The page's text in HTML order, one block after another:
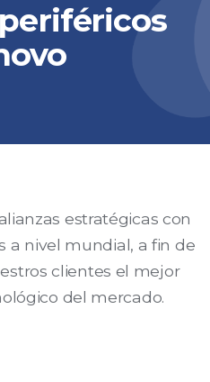
estratégicas con
a nivel mundial, a fin de
clientes el mejor
del mercado.